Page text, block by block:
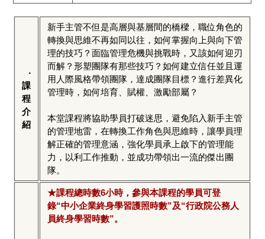
‧
課
程
介
紹
新手主管不但是高層與基層間的橋樑，職位角色的
轉換與思維不再如同以往，如何掌握向上與向下管
理的技巧？面臨管理危機與挑戰時，又該如何迎刃
而解？形塑團隊有那些技巧？如何建立信任並且運
用人際風格帶領團隊，達成團隊目標？進行差異化
管理時，如何培育、賦權、激勵部屬？
本堂課程將協助學員打破迷思，避免陷入新手主管
的管理地雷，在轉換工作角色與思維時，讓學員理
解正確的管理意涵，強化學員承上啟下的管理能
力，以利工作推動，並成功帶領出一流的傑出團
隊。
★課程總時數6小時，參與本課程的學員可登
錄“中小企業終身學習護照時數”及“行政院公務人
員終身學習時數”。